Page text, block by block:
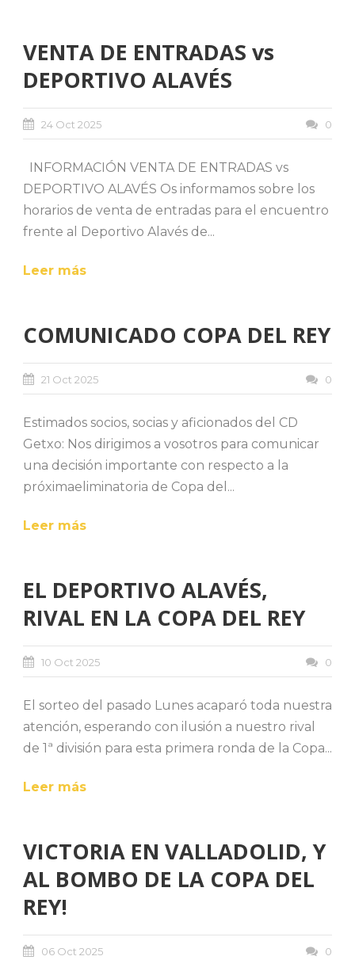
VENTA DE ENTRADAS vs
DEPORTIVO ALAVÉS
24 Oct 2025 0
INFORMACIÓN VENTA DE ENTRADAS vs
DEPORTIVO ALAVÉS Os informamos sobre los
horarios de venta de entradas para el encuentro
frente al Deportivo Alavés de...
Leer más
COMUNICADO COPA DEL REY
21 Oct 2025 0
Estimados socios, socias y aficionados del CD
Getxo: Nos dirigimos a vosotros para comunicar
una decisión importante con respecto a la
próximaeliminatoria de Copa del...
Leer más
EL DEPORTIVO ALAVÉS,
RIVAL EN LA COPA DEL REY
10 Oct 2025 0
El sorteo del pasado Lunes acaparó toda nuestra
atención, esperando con ilusión a nuestro rival
de 1ª división para esta primera ronda de la Copa...
Leer más
VICTORIA EN VALLADOLID, Y
AL BOMBO DE LA COPA DEL
REY!
06 Oct 2025 0